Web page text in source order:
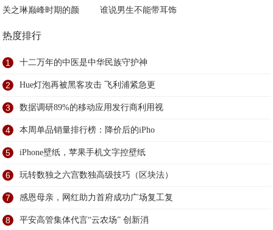
关之琳巅峰时期的颜 谁说男生不能带耳饰
热度排行
1 十二万年的中医是中华民族守护神
2 Hue灯泡再被黑客攻击 飞利浦紧急更
3 数据调研89%的移动应用发行商利用视
4 本周单品销量排行榜：降价后的iPho
5 iPhone壁纸，苹果手机文字控壁纸
6 玩转数独之六宫数独高级技巧（区块法）
7 感恩母亲，网红助力首府成功广场复工复
8 平安高管集体代言“云农场” 创新消